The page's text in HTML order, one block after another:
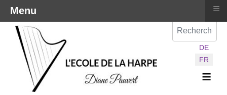
Sélectionnez
DE
FR
≡
Menu ≡